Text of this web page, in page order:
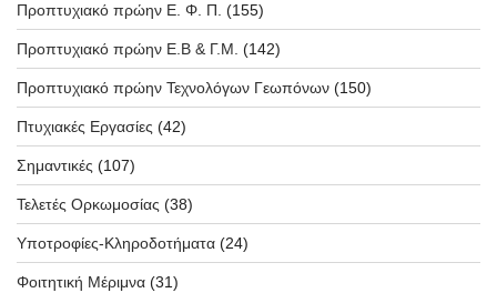
Προπτυχιακό πρώην Ε. Φ. Π. (155)
Προπτυχιακό πρώην Ε.Β & Γ.Μ. (142)
Προπτυχιακό πρώην Τεχνολόγων Γεωπόνων (150)
Πτυχιακές Εργασίες (42)
Σημαντικές (107)
Τελετές Ορκωμοσίας (38)
Υποτροφίες-Κληροδοτήματα (24)
Φοιτητική Μέριμνα (31)